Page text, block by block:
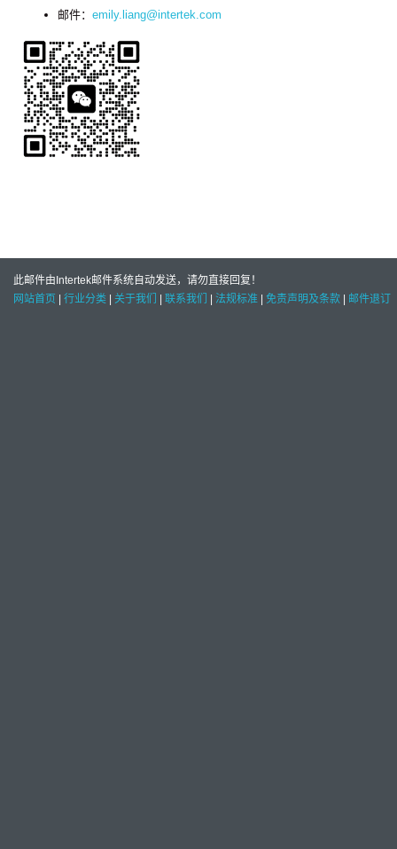
邮件： emily.liang@intertek.com
此邮件由Intertek邮件系统自动发送，请勿直接回复！
网站首页
行业分类 关于我们 联系我们 法规标准 免责声明及条款 邮件退订